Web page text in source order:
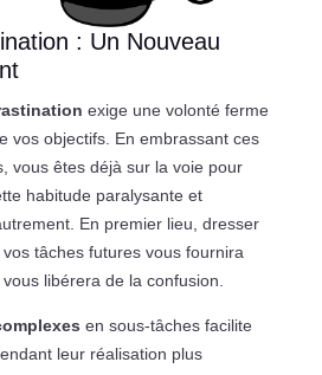
: Un Nouveau
exige une volonté ferme
vos objectifs. En embrassant ces
vous êtes déjà sur la voie pour
habitude paralysante et
En premier lieu, dresser
tâches futures vous fournira
libérera de la confusion.
en sous-tâches facilite
leur réalisation plus